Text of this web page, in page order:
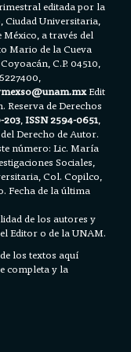
editada por la
Ciudad Universitaria,
México, a través del
Mario de la Cueva
C.P. 04510,
Edit
de Derechos
203,ISSN 2594-0651,
Derecho de Autor.
número: Lic. María
Sociales,
Col. Copilco,
Fecha de la última
de los autores y
Editor o de la UNAM.
los textos aquí
completa y la